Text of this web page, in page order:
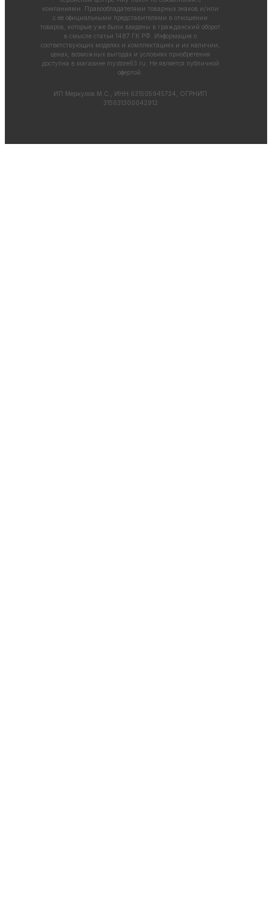
компаниями. Правообладателями товарных знаков и/или
с ее официальными представителями в отношении
товаров, которые уже были введены в гражданский оборот
в смысле статьи 1487 ГК РФ. Информация о
соответствующих моделях и комплектациях и их наличии,
ценах, возможных выгодах и условиях приобретения
доступна в магазине mystore63.ru . Не является публичной
офертой.
ИП Меркулов М.С., ИНН 631505945724, ОГРНИП
315631300042912